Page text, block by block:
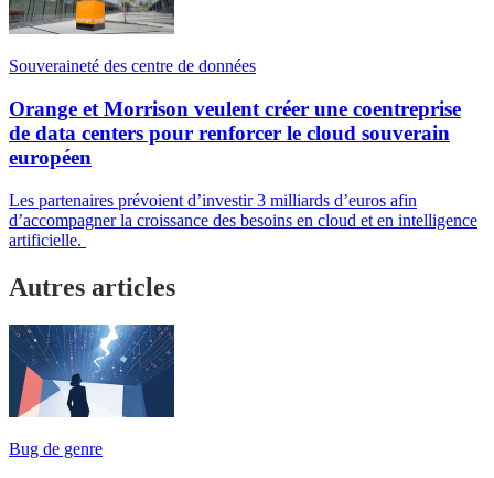
Souveraineté des centre de données
Orange et Morrison veulent créer une coentreprise
de data centers pour renforcer le cloud souverain
européen
Les partenaires prévoient d’investir 3 milliards d’euros afin
d’accompagner la croissance des besoins en cloud et en intelligence
artificielle.
Autres articles
Bug de genre